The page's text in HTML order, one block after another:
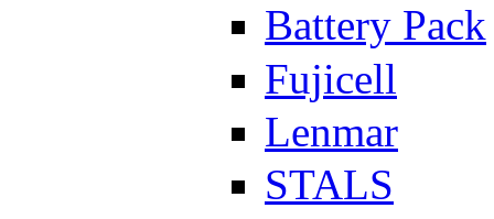
Battery Pack
Fujicell
Lenmar
STALS